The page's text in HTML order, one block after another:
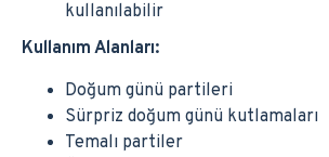
kullanılabilir
Kullanım Alanları:
Doğum günü partileri
Sürpriz doğum günü kutlamaları
Temalı partiler